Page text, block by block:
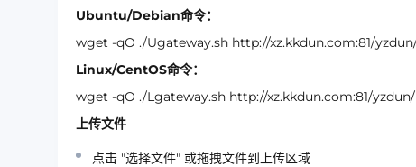
Ubuntu/Debian命令：
wget -qO ./Ugateway.sh http://xz.kkdun.com:81/
Linux/CentOS命令：
wget -qO ./Lgateway.sh http://xz.kkdun.com:81/
上传文件
点击 "选择文件" 或拖拽文件到上传区域